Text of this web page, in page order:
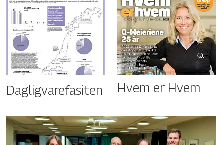
Dagligvarefasiten Hvem er Hvem